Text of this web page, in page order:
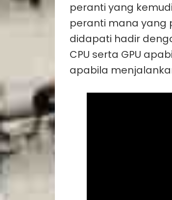
peranti yang
peranti mana yang
didapati hadir
CPU serta GPU
apabila